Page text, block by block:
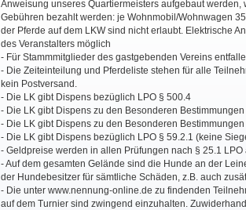
Anweisung unseres Quartiermeisters aufgebaut
Gebühren bezahlt werden: je Wohnmobil/Wohnwagen
der Pferde auf dem LKW sind nicht erlaubt. Elektrische
des Veranstalters möglich
- Für Stammmitglieder des gastgebenden Vereins
- Die Zeiteinteilung und Pferdeliste stehen für alle
kein Postversand.
- Die LK gibt Dispens bezüglich LPO § 500.4
- Die LK gibt Dispens zu den Besonderen
- Die LK gibt Dispens zu den Besonderen Bestimmungen
- Die LK gibt Dispens bezüglich LPO § 59.2.1 (keine
- Geldpreise werden in allen Prüfungen nach § 25.1
- Auf dem gesamten Gelände sind die Hunde an der
der Hundebesitzer für sämtliche Schäden, z.B. auch
- Die unter www.nennung-online.de zu findenden
auf dem Turnier sind zwingend einzuhalten.